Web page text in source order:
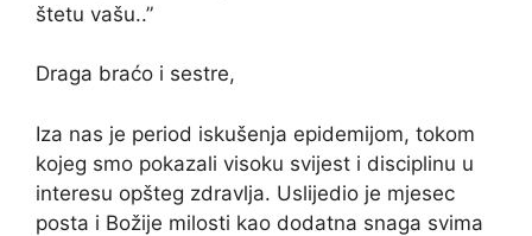
štetu vašu..”
Draga braćo i sestre,
Iza nas je period iskušenja epidemijom, tokom
kojeg smo pokazali visoku svijest i disciplinu u
interesu opšteg zdravlja. Uslijedio je mjesec
posta i Božije milosti kao dodatna snaga svima